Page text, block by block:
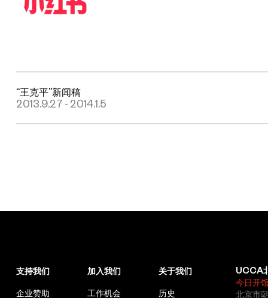
“王克平”新闻稿
2013.9.27 - 2014.1.5
支持我们
企业赞助
加入我们
工作机会
关于我们
历史
UCCA
今日开
北京市